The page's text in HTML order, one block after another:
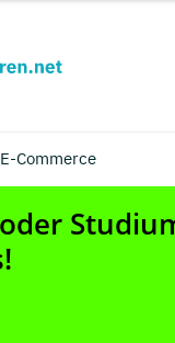
E-Commerce